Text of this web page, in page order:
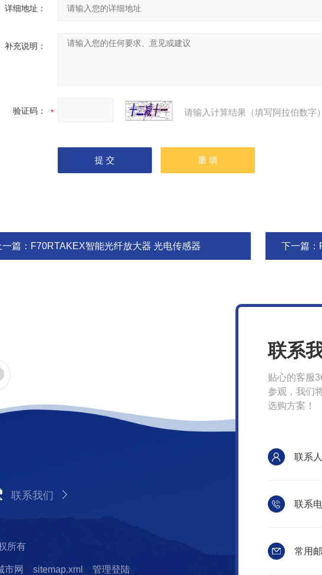
详细地址：
补充说明：
验证码： 请输入计算结果（填写阿拉伯数字
一篇： F70RTAKEX智能光纤放大器 光电传感器 下一篇：
联系我们
所有
市网 sitemap.xml 管理登陆
联系
贴心的客服
参观，我们
选购方案！
联系
联系
常用